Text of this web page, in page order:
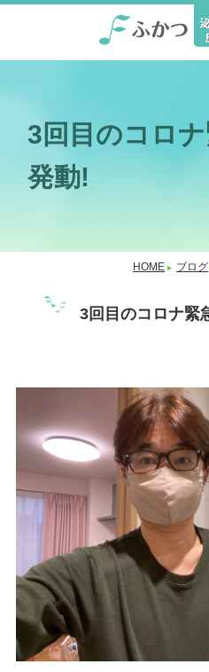
3回目のコロ
発動!
HOME ブログ
3回目のコロナ緊